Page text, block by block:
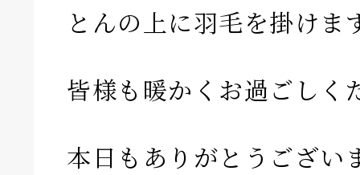
とんの上に羽毛を掛けま
皆様も暖かくお過ごしく
本日もありがとうござい